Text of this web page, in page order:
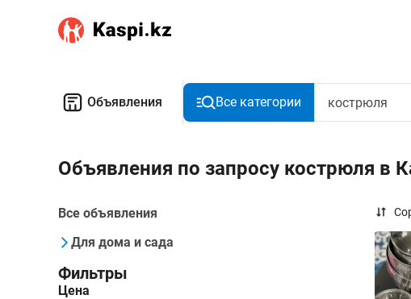
Объявления Все категории
Объявления по запросу кострюля в
Все объявления
Для дома и сада
Фильтры
Цена